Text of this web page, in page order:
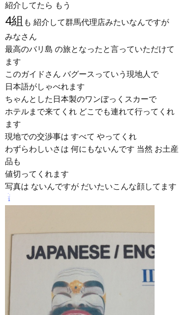
紹介してたら もう
4組 も 紹介して群馬代理店みたいなんですが
みなさん
最高のバリ島 の旅となったと言っていただけて
ます
このガイドさん バグースっていう現地人で
日本語がしゃべれます
ちゃんとした日本製のワンぼっくスカーで
ホテルまで来てくれ どこでも連れて行ってくれ
ます
現地での交渉事は すべて やってくれ
わずらわしいさは 何にもないんです 当然 お土産
品も
値切ってくれます
写真は ないんですが だいたいこんな顔してます